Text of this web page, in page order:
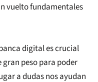
vuelto fundamentales
digital es crucial
peso para poder
a dudas nos ayudan